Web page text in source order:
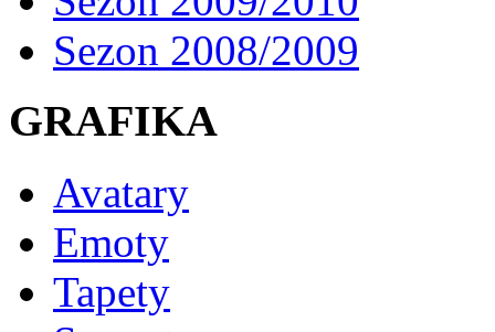
Sezon 2008/2009
GRAFIKA
Avatary
Emoty
Tapety